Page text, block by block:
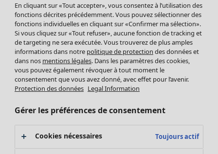
Leggings et collants
Accessoires
Chaussures
Vêtements de bain
Basics
Soldes Mobilier
Bonnes affaires déco
Décoration
Textiles
Tapis
Éponge
En cliquant sur «Tout accepter», vous consentez à l’utilisation des
fonctions décrites précédemment. Vous pouvez sélectionner des
fonctions individuelles en cliquant sur «Confirmer ma sélection».
Si vous cliquez sur «Tout refuser», aucune fonction de tracking et
de targeting ne sera exécutée. Vous trouverez de plus amples
informations dans notre politique de protection des données et
dans nos mentions légales. Dans les paramètres des cookies,
vous pouvez également révoquer à tout moment le
consentement que vous avez donné, avec effet pour l’avenir.
Protection des données Legal Information
Gérer les préférences de consentement
Cookies nécessaires Toujours actif